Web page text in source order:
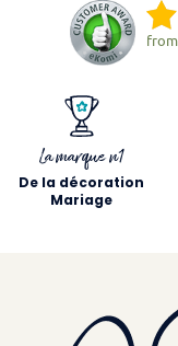
La marque n1
De la décoration
Mariage
from